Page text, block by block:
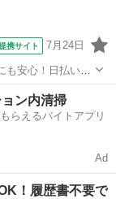
携サイト 7月24日
も安心！日払い
円～！香川県綾歌
ョン内清掃
らえるバイトアプリ
Ad
！履歴書不要で